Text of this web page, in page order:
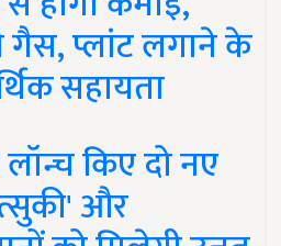
गैस, प्लांट लगाने के
सहायता
किए दो नए
और